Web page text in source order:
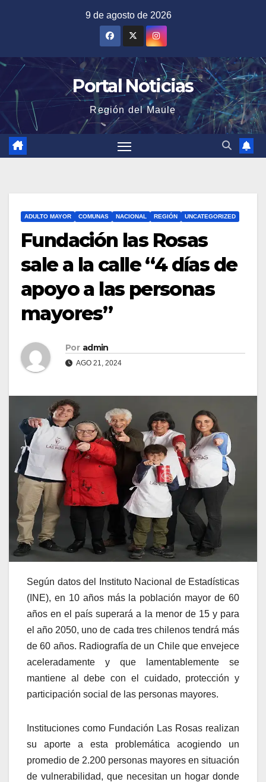
9 de agosto de 2026
Portal Noticias
Región del Maule
ADULTO MAYOR COMUNAS NACIONAL REGIÓN UNCATEGORIZED
Fundación las Rosas
sale a la calle “4 días de
apoyo a las personas
mayores”
Por admin
AGO 21, 2024
Según datos del Instituto Nacional de Estadísticas
(INE), en 10 años más la población mayor de 60
años en el país superará a la menor de 15 y para
el año 2050, uno de cada tres chilenos tendrá más
de 60 años. Radiografía de un Chile que envejece
aceleradamente y que lamentablemente se
mantiene al debe con el cuidado, protección y
participación social de las personas mayores.
Instituciones como Fundación Las Rosas realizan
su aporte a esta problemática acogiendo un
promedio de 2.200 personas mayores en situación
de vulnerabilidad, que necesitan un hogar donde